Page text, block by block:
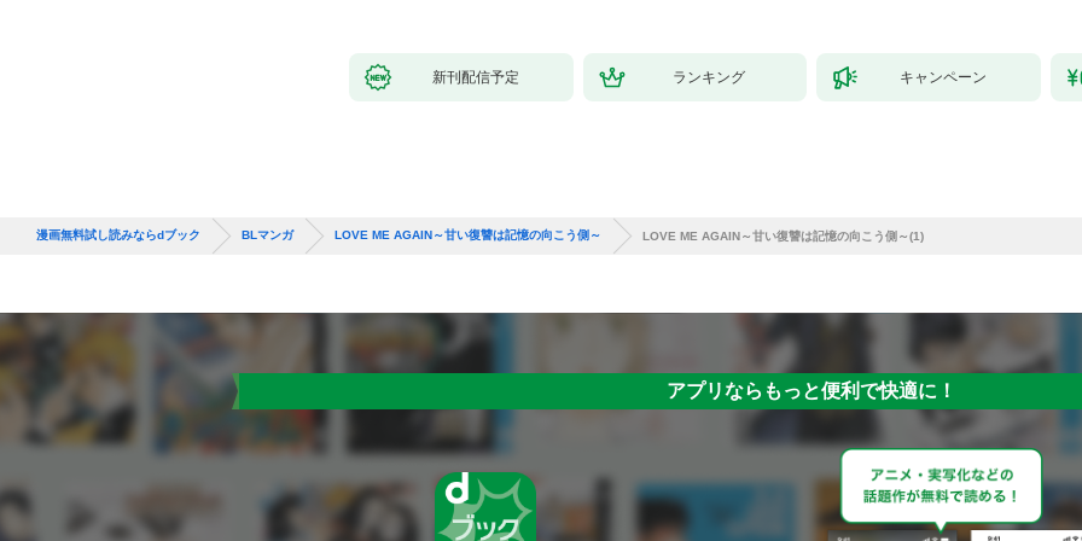
新刊配信予定 ランキング キャンペーン
漫画無料試し読みならdブック BLマンガ LOVE ME AGAIN～甘い復讐は記憶の向こう側～ LOVE ME AGAIN～甘い復讐は記憶の向こう側～(1)
アプリならもっと便利で快適に！